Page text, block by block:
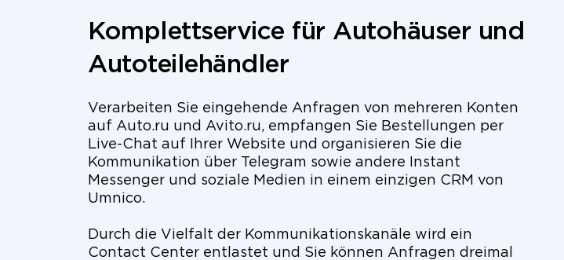
Komplettservice für Autohäuser und
Autoteilehändler
Verarbeiten Sie eingehende Anfragen von mehreren Konten
auf Auto.ru und Avito.ru, empfangen Sie Bestellungen per
Live-Chat auf Ihrer Website und organisieren Sie die
Kommunikation über Telegram sowie andere Instant
Messenger und soziale Medien in einem einzigen CRM von
Umnico.
Durch die Vielfalt der Kommunikationskanäle wird ein
Contact Center entlastet und Sie können Anfragen dreimal